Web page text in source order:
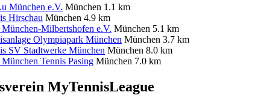
München e.V. München 1.1 km
Hirschau München 4.9 km
Milbertshofen e.V. München 5.1 km
Olympiapark München München 3.7 km
SV Stadtwerke München München 8.0 km
Tennis Pasing München 7.0 km
MyTennisLeague